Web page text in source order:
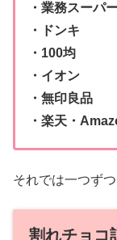
・業務スーパ
・ドンキ
・100均
・イオン
・無印良品
・楽天・
それでは一つず
割れチョコ